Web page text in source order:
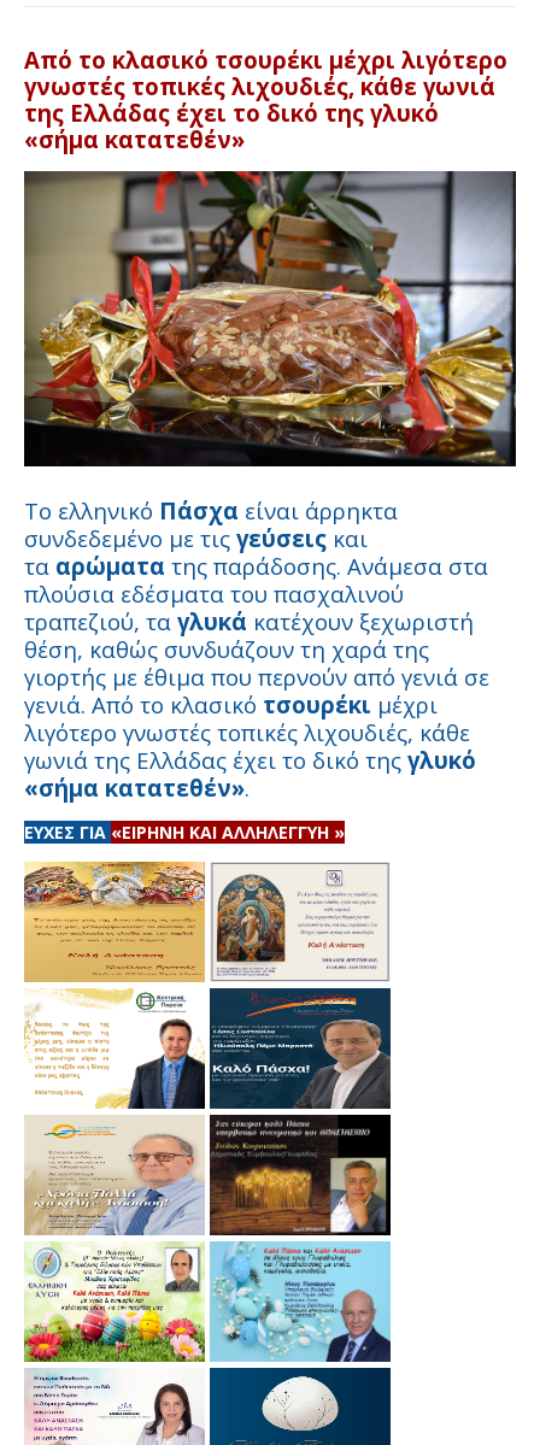
Από το κλασικό τσουρέκι μέχρι λιγότερο
γνωστές τοπικές λιχουδιές, κάθε γωνιά
της Ελλάδας έχει το δικό της γλυκό
«σήμα κατατεθέν»
Το ελληνικό Πάσχα είναι άρρηκτα
συνδεδεμένο με τις γεύσεις και
τα αρώματα της παράδοσης. Ανάμεσα στα
πλούσια εδέσματα του πασχαλινού
τραπεζιού, τα γλυκά κατέχουν ξεχωριστή
θέση, καθώς συνδυάζουν τη χαρά της
γιορτής με έθιμα που περνούν από γενιά σε
γενιά. Από το κλασικό τσουρέκι μέχρι
λιγότερο γνωστές τοπικές λιχουδιές, κάθε
γωνιά της Ελλάδας έχει το δικό της γλυκό
«σήμα κατατεθέν».
ΕΥΧΕΣ ΓΙΑ «ΕΙΡΗΝΗ ΚΑΙ ΑΛΛΗΛΕΓΓΥΗ »